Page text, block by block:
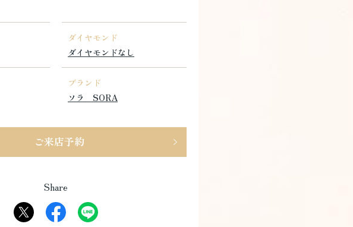
ダイヤモンド
ダイヤモンドなし
ブランド
ソラ SORA
ご来店予約
Share